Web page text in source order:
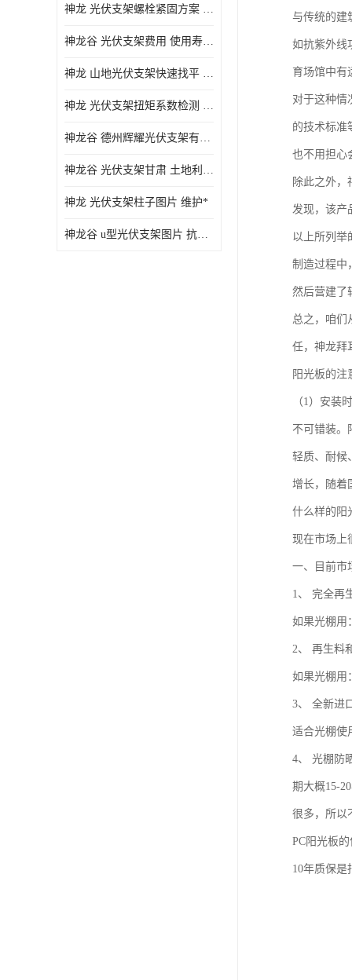
神龙 光伏支架螺栓紧固方案 土地利用率高
神龙谷 光伏支架费用 使用寿命长
神龙 山地光伏支架快速找平 抗风耐压
神龙 光伏支架扭矩系数检测 适应性强
神龙谷 德州辉耀光伏支架有限公司 材质多样
神龙谷 光伏支架甘肃 土地利用率高
神龙 光伏支架柱子图片 维护*
神龙谷 u型光伏支架图片 抗紫外线
与传统的建
如抗紫外线
育场馆中有
对于这种情
的技术标准
也不用担心
除此之外，
发现，该产
以上所列举
制造过程中
然后营建了
总之，咱们
任，神龙拜
阳光板的注
（1）安装
不可错装。
轻质、耐候
增长，随着
什么样的阳
现在市场上
一、目前市
1、 完全再
如果光棚用
2、 再生料
如果光棚用
3、 全新进
适合光棚使
4、 光棚防
期大概15-
很多，所以
PC阳光板
10年质保是